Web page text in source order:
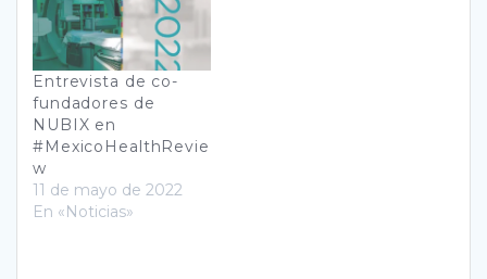
Entrevista de co-
fundadores de
NUBIX en
#MexicoHealthRevie
w
11 de mayo de 2022
En «Noticias»